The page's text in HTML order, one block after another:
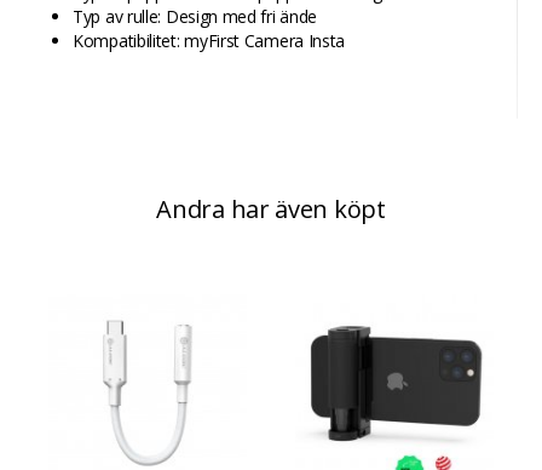
Typ av rulle: Design med fri ände
Kompatibilitet: myFirst Camera Insta
Andra har även köpt